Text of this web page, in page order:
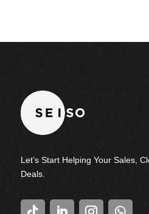
Let’s Start Helping Your Sales,
Deals.